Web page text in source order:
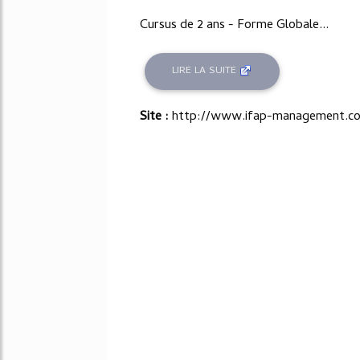
Cursus de 2 ans - Forme Globale...
LIRE LA SUITE
Site :http://www.ifap-